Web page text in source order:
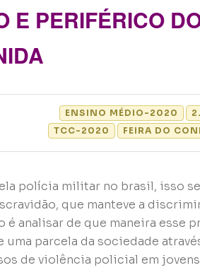
E PERIFÉRICO
ENSINO MÉDIO-2020
FEIRA DO
TCC-2020
polícia militar no brasil, isso se
que manteve a
analisar de que maneira esse
parcela da sociedade
de violência policial em